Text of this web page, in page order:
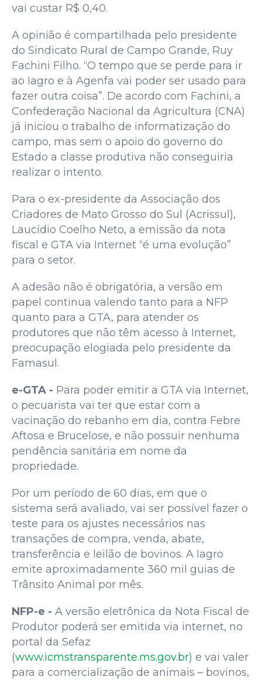
vai custar R$ 0,40.
A opinião é compartilhada pelo presidente
do Sindicato Rural de Campo Grande, Ruy
Fachini Filho. “O tempo que se perde para ir
ao Iagro e à Agenfa vai poder ser usado para
fazer outra coisa”. De acordo com Fachini, a
Confederação Nacional da Agricultura (CNA)
já iniciou o trabalho de informatização do
campo, mas sem o apoio do governo do
Estado a classe produtiva não conseguiria
realizar o intento.
Para o ex-presidente da Associação dos
Criadores de Mato Grosso do Sul (Acrissul),
Laucídio Coelho Neto, a emissão da nota
fiscal e GTA via Internet “é uma evolução”
para o setor.
A adesão não é obrigatória, a versão em
papel continua valendo tanto para a NFP
quanto para a GTA, para atender os
produtores que não têm acesso à Internet,
preocupação elogiada pelo presidente da
Famasul.
e-GTA - Para poder emitir a GTA via Internet,
o pecuarista vai ter que estar com a
vacinação do rebanho em dia, contra Febre
Aftosa e Brucelose, e não possuir nenhuma
pendência sanitária em nome da
propriedade.
Por um período de 60 dias, em que o
sistema será avaliado, vai ser possível fazer o
teste para os ajustes necessários nas
transações de compra, venda, abate,
transferência e leilão de bovinos. A Iagro
emite aproximadamente 360 mil guias de
Trânsito Animal por mês.
NFP-e - A versão eletrônica da Nota Fiscal de
Produtor poderá ser emitida via internet, no
portal da Sefaz
(www.icmstransparente.ms.gov.br) e vai valer
para a comercialização de animais – bovinos,